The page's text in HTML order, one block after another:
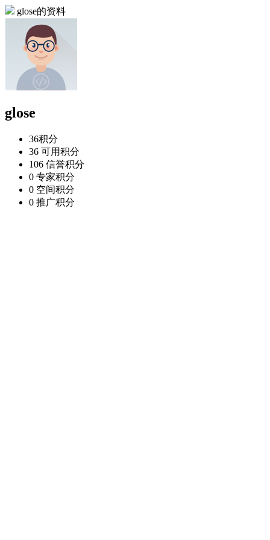
glose的资料
glose
36积分
36 可用积分
106 信誉积分
0 专家积分
0 空间积分
0 推广积分